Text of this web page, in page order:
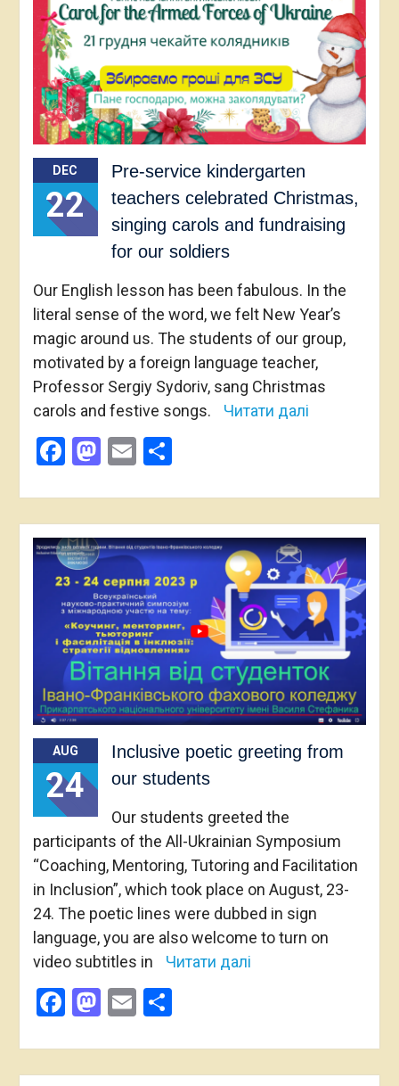
DEC
22
Pre-service kindergarten
teachers celebrated Christmas,
singing carols and fundraising
for our soldiers
Our English lesson has been fabulous. In the
literal sense of the word, we felt New Year’s
magic around us. The students of our group,
motivated by a foreign language teacher,
Professor Sergiy Sydoriv, sang Christmas
carols and festive songs.
Читати далі
Facebook
Mastodon
EmailShare
AUG
24
Inclusive poetic greeting from
our students
Our students greeted the
participants of the All-Ukrainian Symposium
“Coaching, Mentoring, Tutoring and Facilitation
in Inclusion”, which took place on August, 23-
24. The poetic lines were dubbed in sign
language, you are also welcome to turn on
video subtitles in
Читати далі
Facebook
Mastodon
Email